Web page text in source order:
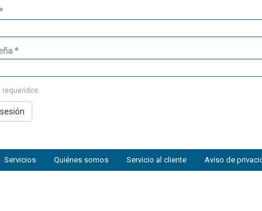
*
requeridos
Servicios Quiénes somos Servicio al cliente Aviso de